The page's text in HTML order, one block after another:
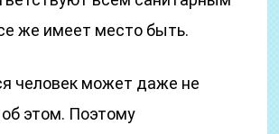
же имеет место быть.
человек может даже не
этом. Поэтому